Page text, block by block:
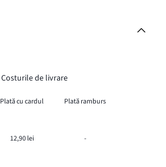
Costurile de livrare
Plată cu cardul
Plată ramburs
12,90 lei -